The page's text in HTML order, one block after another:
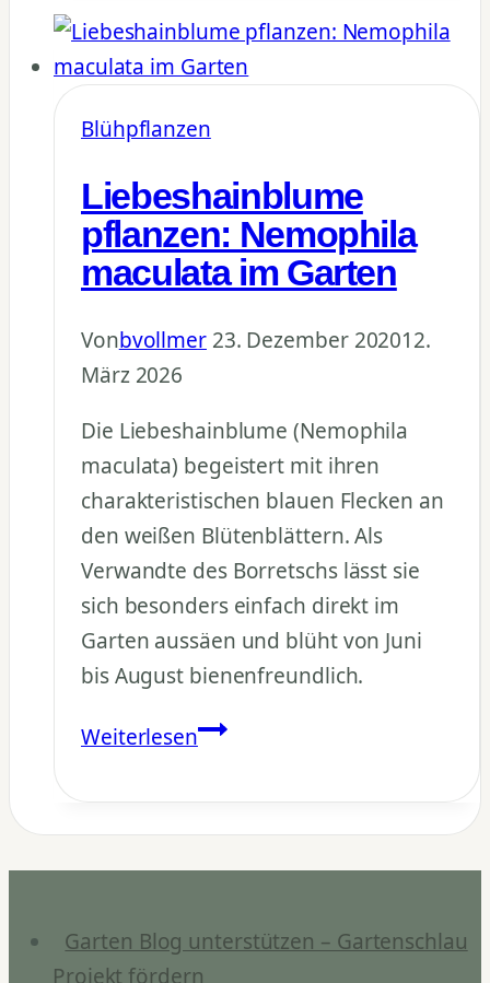
Tropaeolum
Sorten
&
Pflege
Blühpflanzen
Liebeshainblume
pflanzen: Nemophila
maculata im Garten
Vonbvollmer 23. Dezember 202012.
März 2026
Die Liebeshainblume (Nemophila
maculata) begeistert mit ihren
charakteristischen blauen Flecken an
den weißen Blütenblättern. Als
Verwandte des Borretschs lässt sie
sich besonders einfach direkt im
Garten aussäen und blüht von Juni
bis August bienenfreundlich.
WeiterlesenLiebeshainblume
Nemophila
maculata
im
Garten Blog unterstützen – Gartenschlau
Projekt fördern